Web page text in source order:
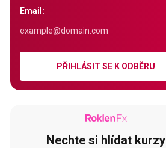
Email:
PŘIHLÁSIT SE K ODBĚRU
Nechte si hlídat kurzy